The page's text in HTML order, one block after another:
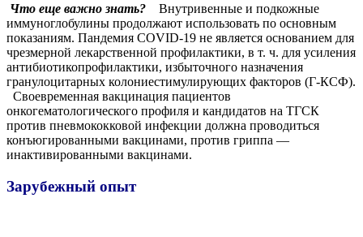
Что еще важно знать?
Внутривенные и подкожные
иммуноглобулины продолжают использовать по основным
показаниям. Пандемия COVID-19 не является основанием для
чрезмерной лекарственной профилактики, в т. ч. для усиления
антибиотикопрофилактики, избыточного назначения
гранулоцитарных колониестимулирующих факторов (Г-КСФ).
Своевременная вакцинация пациентов
онкогематологического профиля и кандидатов на ТГСК
против пневмококковой инфекции должна проводиться
конъюгированными вакцинами, против гриппа —
инактивированными вакцинами.
Зарубежный опыт